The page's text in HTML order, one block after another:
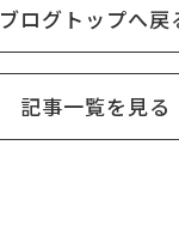
ブログトップへ戻
記事一覧を見る